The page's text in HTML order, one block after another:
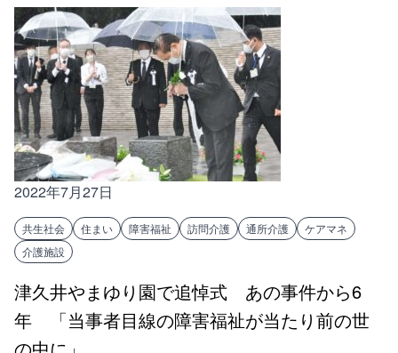
2022年7月27日
共生社会 住まい 障害福祉 訪問介護 通所介護
ケアマネ
介護施設
津久井やまゆり園で追悼式 あの事件から6
年 「当事者目線の障害福祉が当たり前の世